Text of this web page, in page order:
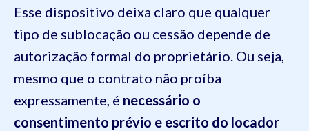
Esse dispositivo deixa claro que qualquer
tipo de sublocação ou cessão depende de
autorização formal do proprietário. Ou seja,
mesmo que o contrato não proíba
expressamente, é necessário o
consentimento prévio e escrito do locador